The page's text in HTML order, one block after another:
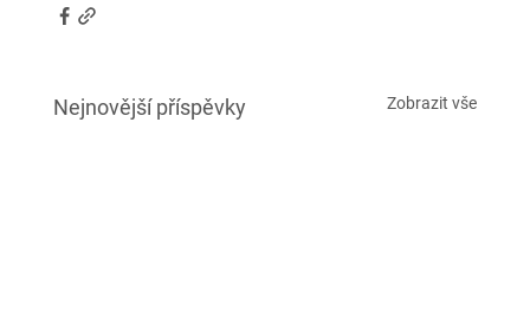
Nejnovější příspěvky Zobrazit vše